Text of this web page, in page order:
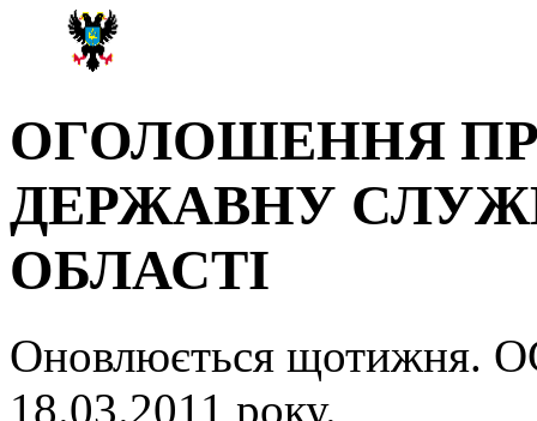
ОГОЛОШЕННЯ
ДЕРЖАВНУ
ОБЛАСТІ
Оновлюється
18.03.2011 року.